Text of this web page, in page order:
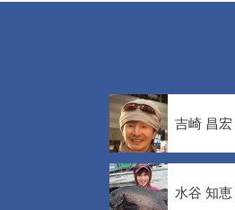
吉崎 昌宏
水谷 知恵